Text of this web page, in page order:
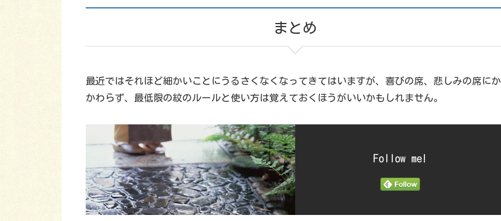
まとめ
最近ではそれほど細かいことにうるさくなくなってきてはいますが、喜びの席、悲しみの席にか
かわらず、最低限の紋のルールと使い方は覚えておくほうがいいかもしれません。
Follow me!